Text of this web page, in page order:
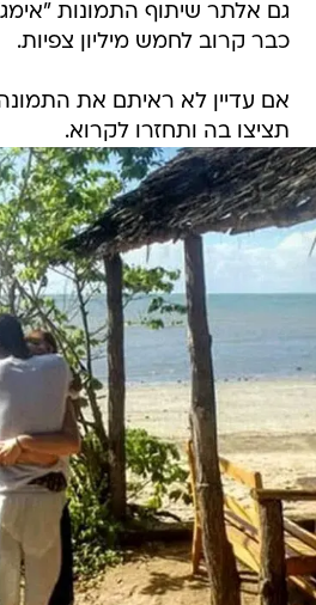
גם אלתר שיתוף התמונות
כבר קרוב לחמש מיליון צפיות.
אם עדיין לא ראיתם את
תציצו בה ותחזרו לקרוא.